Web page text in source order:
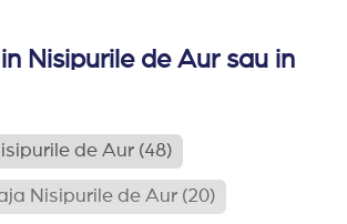
Nisipurile de Aur sau in
de Aur (48)
Nisipurile de Aur (20)